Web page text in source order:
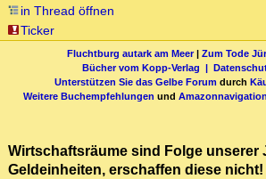
in Thread öffnen
Ticker
Fluchtburg autark am Meer| Zum Tode
Bücher vom Kopp-Verlag |
Unterstützen Sie das Gelbe Forum durch
Weitere Buchempfehlungen und Amazonnavigation
Wirtschaftsräume sind Folge unserer
Geldeinheiten, erschaffen diese nicht!